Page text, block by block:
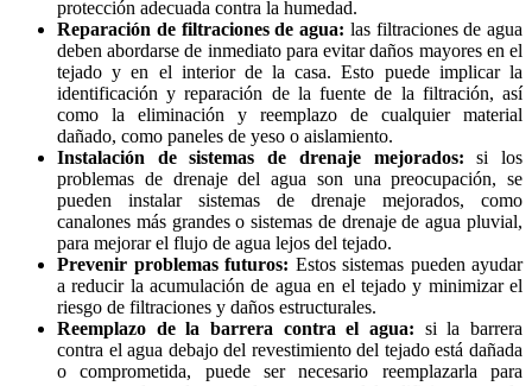
protección adecuada contra la humedad.
Reparación de filtraciones de agua: las filtraciones de agua
deben abordarse de inmediato para evitar daños mayores en el
tejado y en el interior de la casa. Esto puede implicar la
identificación y reparación de la fuente de la filtración, así
como la eliminación y reemplazo de cualquier material
dañado, como paneles de yeso o aislamiento.
Instalación de sistemas de drenaje mejorados: si los
problemas de drenaje del agua son una preocupación, se
pueden instalar sistemas de drenaje mejorados, como
canalones más grandes o sistemas de drenaje de agua pluvial,
para mejorar el flujo de agua lejos del tejado.
Prevenir problemas futuros: Estos sistemas pueden ayudar
a reducir la acumulación de agua en el tejado y minimizar el
riesgo de filtraciones y daños estructurales.
Reemplazo de la barrera contra el agua: si la barrera
contra el agua debajo del revestimiento del tejado está dañada
o comprometida, puede ser necesario reemplazarla para